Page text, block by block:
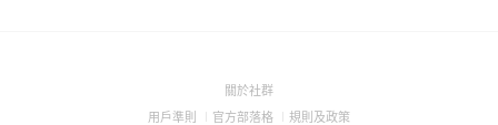
關於社群(Open
用戶準則 (Open
官方部落格 (Open
規則及政策(Open